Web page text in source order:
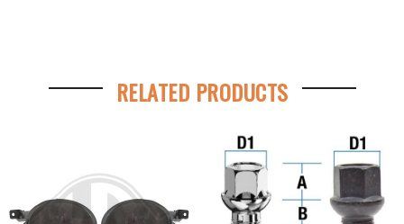
RELATED PRODUCTS